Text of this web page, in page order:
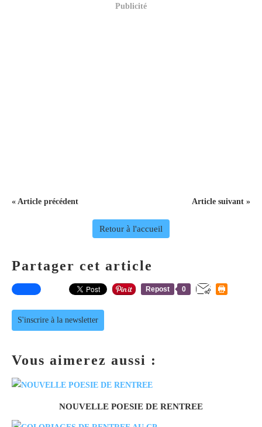
Publicité
« Article précédent Article suivant »
Retour à l'accueil
Partager cet article
Repost 0
S'inscrire à la newsletter
Vous aimerez aussi :
NOUVELLE POESIE DE RENTREE